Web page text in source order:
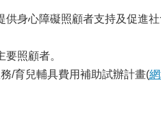
身心障礙照顧者支持及促進
照顧者。
/育兒輔具費用補助試辦計畫(